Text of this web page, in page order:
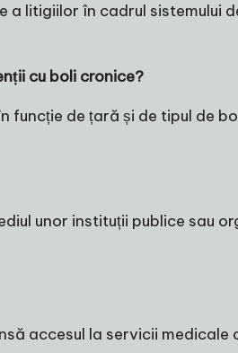
a litigiilor în cadrul
cu boli cronice?
de țară și de tipul de
unor instituții publice sau
accesul la servicii